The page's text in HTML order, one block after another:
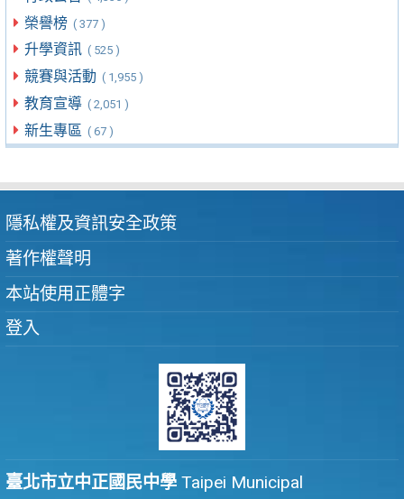
榮譽榜 ( 377 )
升學資訊 ( 525 )
競賽與活動 ( 1,955 )
教育宣導 ( 2,051 )
新生專區 ( 67 )
隱私權及資訊安全政策
著作權聲明
本站使用正體字
登入
臺北市立中正國民中學 Taipei Municipal